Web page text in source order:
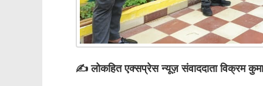
✍️ लोकहित एक्सप्रेस न्यूज़ संवाददाता विक्रम कुमार